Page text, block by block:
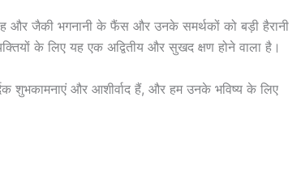
और जैकी भगनानी के फैंस और उनके समर्थकों को बड़ी हैरानी
के लिए यह एक अद्वितीय और सुखद क्षण होने वाला है।
शुभकामनाएं और आशीर्वाद हैं, और हम उनके भविष्य के लिए